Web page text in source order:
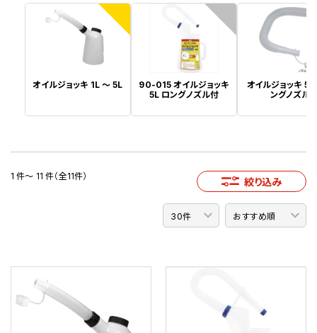
1
オイルジョッキ 1L ～ 5L
2
90-015 オイルジョッキ
5L ロングノズル付
オイルジョッキ 5L
ングノズル
1 件～ 11 件（全11件） 絞り込み